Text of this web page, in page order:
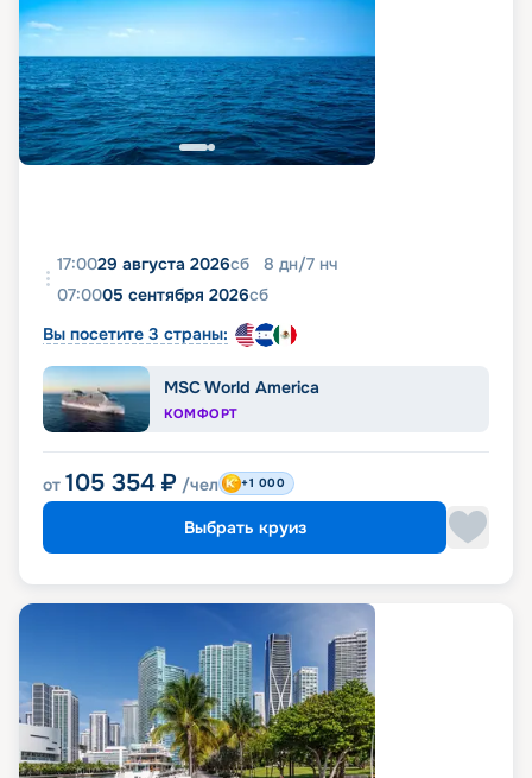
17:0029 августа 2026сб 8 дн/7 нч
07:0005 сентября 2026сб
Вы посетите 3 страны:
MSC World America
КОМФОРТ
от 105 354 ₽ /чел +1 000
Выбрать круиз